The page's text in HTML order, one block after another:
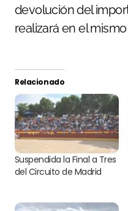
devolución del
realizará en el
Relacionado
Suspendida la Final a Tres
del Circuito de Madrid